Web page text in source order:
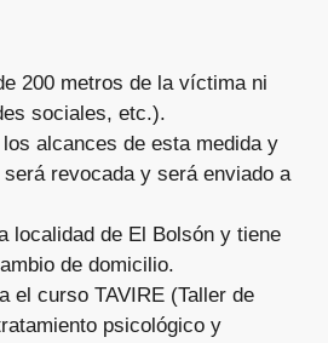
200 metros de la víctima ni
sociales, etc.).
alcances de esta medida y
revocada y será enviado a
localidad de El Bolsón y tiene
de domicilio.
el curso TAVIRE (Taller de
psicológico y